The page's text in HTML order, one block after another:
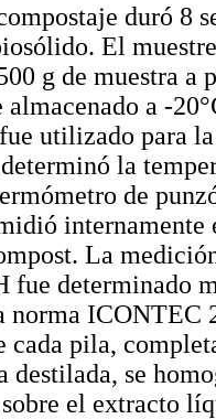
duró 8
El
g de muestra a
a -
utilizado para
la
de
La
fue determinado
norma ICONTEC
cada pila,
destilada, se
el extracto